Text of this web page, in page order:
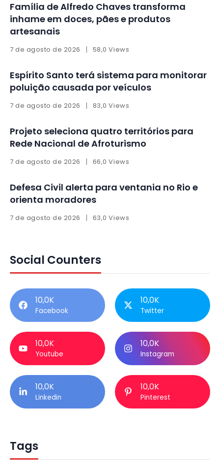
Família de Alfredo Chaves transforma
inhame em doces, pães e produtos
artesanais
7 de agosto de 2026 58,0 Views
Espírito Santo terá sistema para monitorar
poluição causada por veículos
7 de agosto de 2026 83,0 Views
Projeto seleciona quatro territórios para
Rede Nacional de Afroturismo
7 de agosto de 2026 66,0 Views
Defesa Civil alerta para ventania no Rio e
orienta moradores
7 de agosto de 2026 63,0 Views
Social Counters
10,0K
Facebook
10,0K
Twitter
10,0K
Youtube
10,0K
Instagram
10,0K
Linkedin
10,0K
Pinterest
Tags